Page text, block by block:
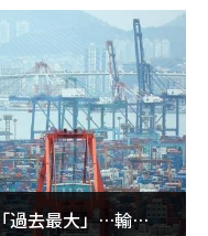
過去最大」…輸出